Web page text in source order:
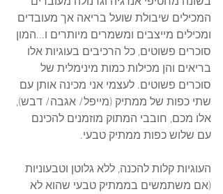
המכילים שיבולת שועל בריאה אך מעובדים
ומכילים מייצבים ומשמרים מיותרים ו...המון
סוכרים פשוטים, כל הרכיבים בעוגיות אלו
בריאים והן מכילות כמות מינימלית של
סוכרים פשוטים. לעצמי אני מכינה אותן עם
שתי כפות של ממתיק (מייפל/ אגבה/ דבש),
אלו מכם, חובבי המתוק מוזמנים להכינם
עם שלוש כפות ממתיק טבעי.
העוגיות קלות להכנה, ללא גלוטן וטבעוניות
(אם משתמשים בממתיק טבעי שהוא לא